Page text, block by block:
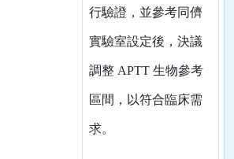
行驗證，並參考同儕
實驗室設定後，決議
調整 APTT 生物參考
區間，以符合臨床需
求。